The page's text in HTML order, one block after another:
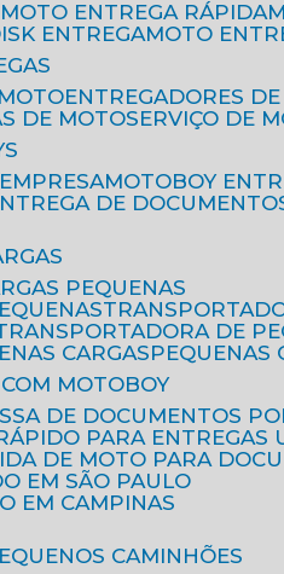
MOTO ENTREGA RÁPIDA
ENTREGA
MOTO
ENTREGADORES
DE MOTO
SERVIÇO DE
EMPRESA
MOTOBOY
DE
PEQUENAS
TRANSPORTADORA DE
CARGAS
COM MOTOBOY
DE DOCUMENTOS
RÁPIDO PARA ENTREGAS
DE MOTO PARA
EM SÃO PAULO
EM CAMPINAS
CAMINHÕES